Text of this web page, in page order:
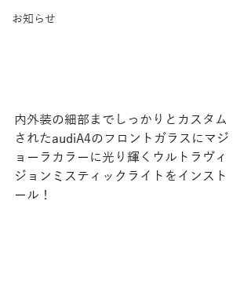
お知らせ
内外装の細部までしっかりとカスタム
されたaudiA4のフロントガラスにマジ
ョーラカラーに光り輝くウルトラヴィ
ジョンミスティックライトをインスト
ール！